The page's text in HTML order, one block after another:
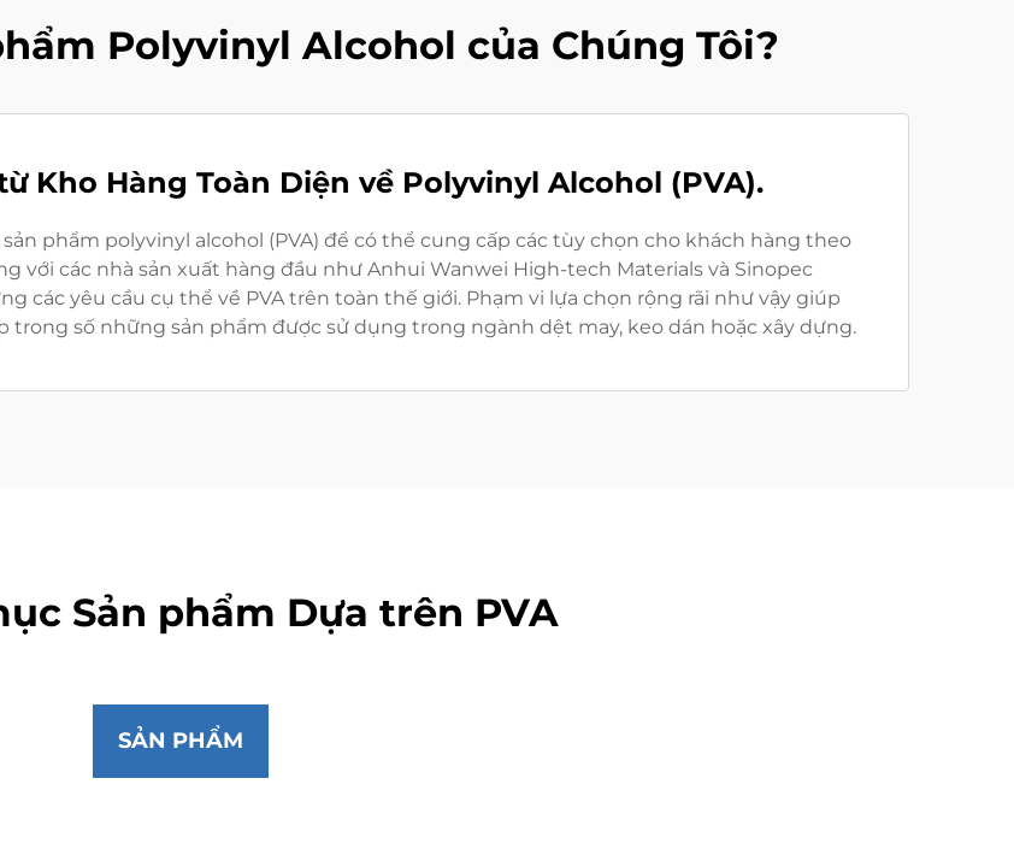
Polyvinyl Alcohol của Chúng Tôi?
Kho Hàng Toàn Diện về Polyvinyl Alcohol (PVA).
phẩm polyvinyl alcohol (PVA) để có thể cung cấp các tùy chọn cho khách hàng theo
với các nhà sản xuất hàng đầu như Anhui Wanwei High-tech Materials và Sinopec
các yêu cầu cụ thể về PVA trên toàn thế giới. Phạm vi lựa chọn rộng rãi như vậy giúp
trong số những sản phẩm được sử dụng trong ngành dệt may, keo dán hoặc xây dựng.
Sản phẩm Dựa trên PVA
SẢN PHẨM